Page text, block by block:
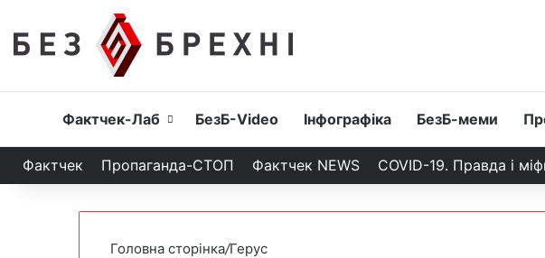
Головна
Фактчек-Лаб БезБ-Video Інфографіка БезБ-меми
Фактчек Пропаганда-СТОП Фактчек NEWS COVID-19. Правда і
Головна сторінка/Герус